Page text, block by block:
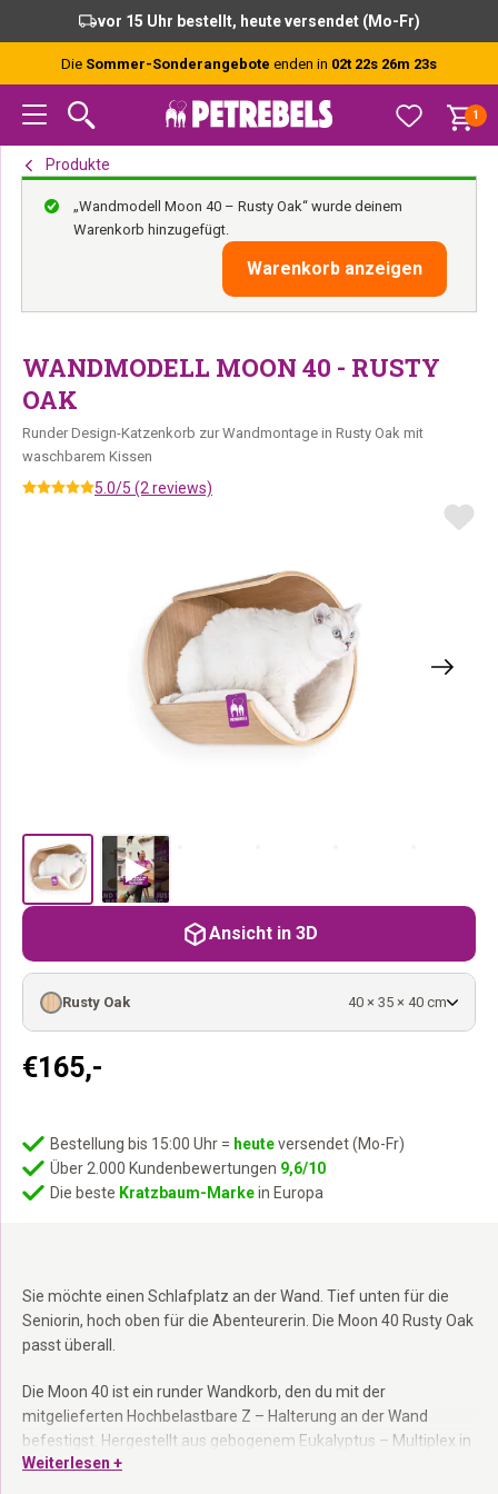
content
vor 15 Uhr bestellt, heute versendet (Mo-Fr)
Die Sommer-Sonderangebote enden in 02t 22s 26m 22s
1
Produkte
„Wandmodell Moon 40 – Rusty Oak“ wurde deinem
Warenkorb hinzugefügt.
Warenkorb anzeigen
WANDMODELL MOON 40 - RUSTY
OAK
Runder Design-Katzenkorb zur Wandmontage in Rusty Oak mit
waschbarem Kissen
5.0/5 (2 reviews)
Sie möchte einen Schlafplatz an der Wand. Tief unten für die
Seniorin, hoch oben für die Abenteurerin. Die Moon 40 Rusty Oak
passt überall.
Die Moon 40 ist ein runder Wandkorb, den du mit der
mitgelieferten Hochbelastbare Z – Halterung an der Wand
befestigst. Hergestellt aus gebogenem Eukalyptus – Multiplex in
einem Stück. Das Kissen ist 2,5 cm dick, kann eingerastet werden
Weiterlesen +
€165,-
Rusty Oak 40 × 35 × 40 cm
Bestellung bis 15:00 Uhr = heuteversendet (Mo-Fr)
Über 2.000 Kundenbewertungen 9,6/10
Die beste Kratzbaum-Markein Europa
Ansicht in 3D